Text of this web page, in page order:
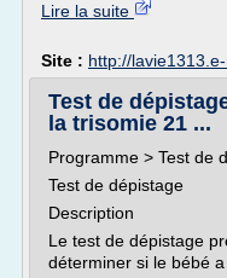
Lire la suite
Site : http://
Test de
la trisomie 21 ...
Programme > Test de
Test de dépistage
Description
Le test de dépistage
déterminer si le bébé